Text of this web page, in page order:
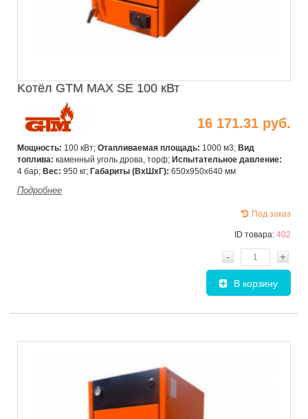
Kотёл GTM MAX SE 100 кВт
16 171.31 руб.
Мощность: 100 кВт; Отапливаемая площадь: 1000 м3; Вид
топлива: каменный уголь дрова, торф; Испытательное давление:
4 бар; Вес: 950 кг; Габариты (ВхШxГ): 650х950х640 мм
Подробнее
Под заказ
ID товара: 402
- +
В корзину